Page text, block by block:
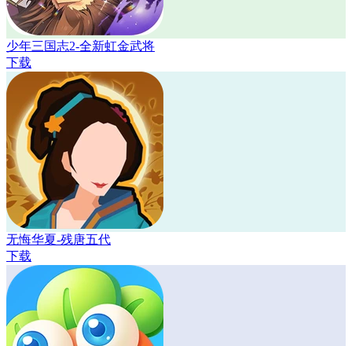
少年三国志2-全新虹金武将
下载
无悔华夏-残唐五代
下载